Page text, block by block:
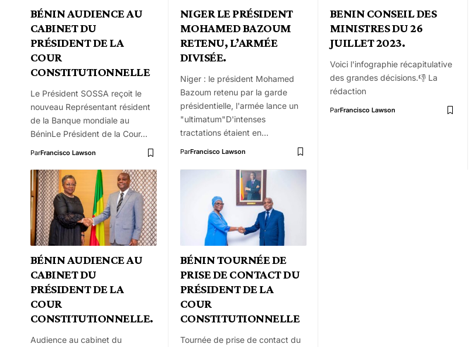
BÉNIN AUDIENCE AU
CABINET DU
PRÉSIDENT DE LA
COUR
CONSTITUTIONNELLE
Le Président SOSSA reçoit le
nouveau Représentant résident
de la Banque mondiale au
BéninLe Président de la Cour…
ParFrancisco Lawson
NIGER LE PRÉSIDENT
MOHAMED BAZOUM
RETENU, L’ARMÉE
DIVISÉE.
Niger : le président Mohamed
Bazoum retenu par la garde
présidentielle, l'armée lance un
"ultimatum"D'intenses
tractations étaient en…
ParFrancisco Lawson
BENIN CONSEIL DES
MINISTRES DU 26
JUILLET 2023.
Voici l'infographie récapitulative
des grandes décisions.👎 La
rédaction
ParFrancisco Lawson
BÉNIN AUDIENCE AU
CABINET DU
PRÉSIDENT DE LA
COUR
CONSTITUTIONNELLE.
Audience au cabinet du
BÉNIN TOURNÉE DE
PRISE DE CONTACT DU
PRÉSIDENT DE LA
COUR
CONSTITUTIONNELLE
Tournée de prise de contact du